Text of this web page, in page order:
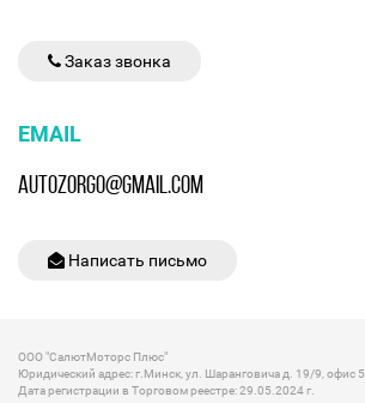
Заказ звонка
EMAIL
AUTOZORGO@GMAIL.COM
Написать письмо
ООО "СалютМоторс Плюс"
Юридический адрес: г.Минск, ул. Шаранговича д. 19/9, офис 5
Дата регистрации в Торговом реестре: 29.05.2024 г.